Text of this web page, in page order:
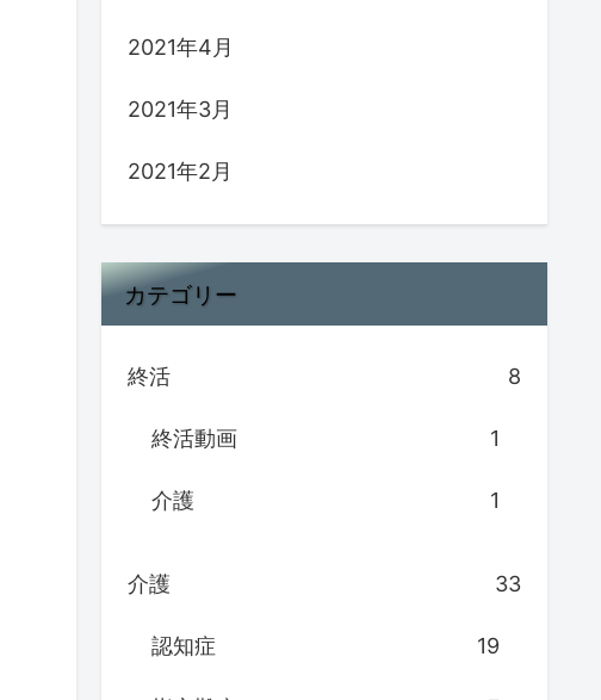
2021年4月
2021年3月
2021年2月
カテゴリー
終活 8
終活動画 1
介護 1
介護 33
認知症 19